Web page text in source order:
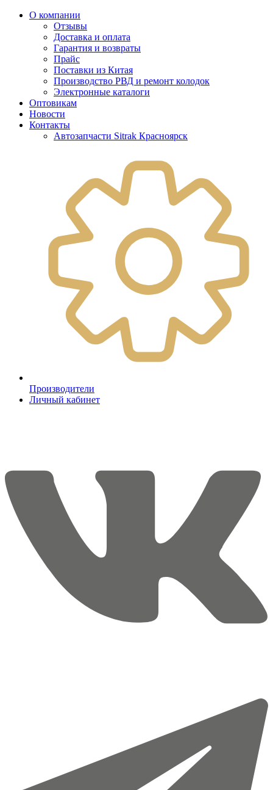
О компании
Отзывы
Доставка и оплата
Гарантия и возвраты
Прайс
Поставки из Китая
Производство РВД и ремонт колодок
Электронные каталоги
Оптовикам
Новости
Контакты
Автозапчасти Sitrak Красноярск
Производители
Личный кабинет